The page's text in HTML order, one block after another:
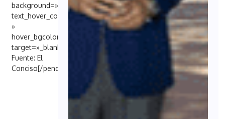
background=»#6EB48C»
text_hover_color=»#FFFFFF
»
hover_bgcolor=»#000098″
target=»_blank»]
Fuente: El
Conciso[/penci_button]